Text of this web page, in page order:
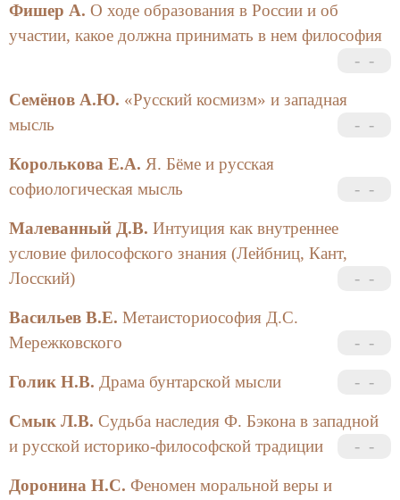
Фишер А. О ходе образования в России и об
участии, какое должна принимать в нем философия
Семёнов А.Ю. «Русский космизм» и западная
мысль
Королькова Е.А. Я. Бёме и русская
софиологическая мысль
Малеванный Д.В. Интуиция как внутреннее
условие философского знания (Лейбниц, Кант,
Лосский)
Васильев В.Е. Метаисториософия Д.С.
Мережковского
Голик Н.В. Драма бунтарской мысли
Смык Л.В. Судьба наследия Ф. Бэкона в западной
и русской историко-философской традиции
Доронина Н.С. Феномен моральной веры и